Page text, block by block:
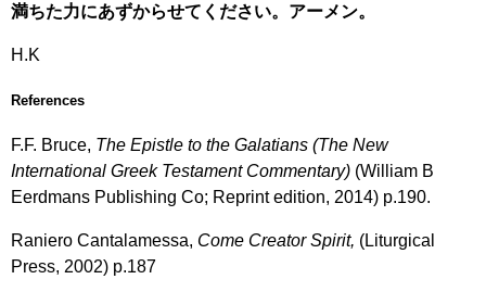
満ちた力にあずからせてください。アーメン。
H.K
References
F.F. Bruce, The Epistle to the Galatians (The New
International Greek Testament Commentary) (William B
Eerdmans Publishing Co; Reprint edition, 2014) p.190.
Raniero Cantalamessa, Come Creator Spirit, (Liturgical
Press, 2002) p.187